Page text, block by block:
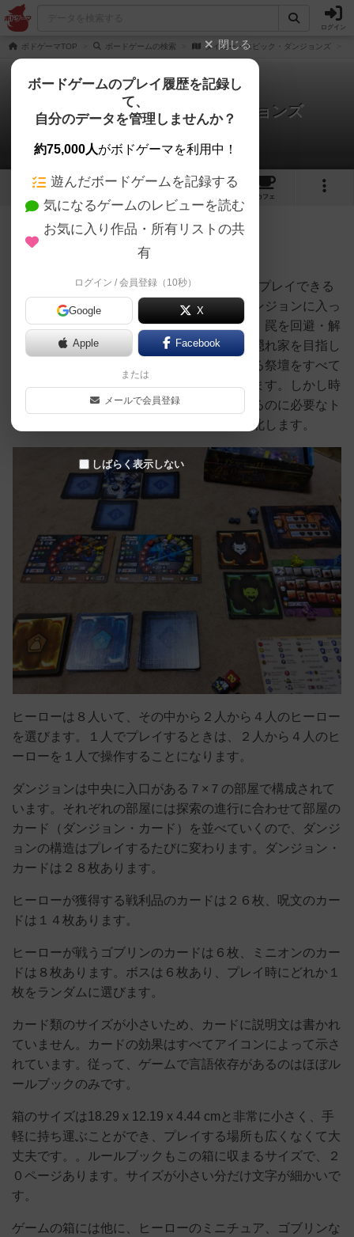
ログイン
ボドゲーマTOP ボードゲームの検索 タイニー・エピック・ダンジョンズ
タイニー・エピック・ダンジョンズ
りばたんさんのレビュー
3 1
カフェ
477名 3名 0 4年以上前
「Tiny Epic Dungeon」は１人から４人までプレイできる
ダンジョン探索ゲームです。ヒーローはダンジョンに入っ
て部屋を探索し、アイテムや呪文を見付け、罠を回避・解
除し、ゴブリンやミニオンと戦い、ボスの隠れ家を目指し
ます。隠れ家を見付けたらボスを守っている祭壇をすべて
除去して、ボスを倒せばヒーローが勝利します。しかし時
間は有限です。暗闇のダンジョンを探索するのに必要なト
ーチが途中で燃え尽きると、ヒーローは敗北します。
ヒーローは８人いて、その中から２人から４人のヒーロー
を選びます。１人でプレイするときは、２人から４人のヒ
ーローを１人で操作することになります。
ダンジョンは中央に入口がある７×７の部屋で構成されて
います。それぞれの部屋には探索の進行に合わせて部屋の
カード（ダンジョン・カード）を並べていくので、ダンジ
ョンの構造はプレイするたびに変わります。ダンジョン・
カードは２８枚あります。
ヒーローが獲得する戦利品のカードは２６枚、呪文のカー
ドは１４枚あります。
ヒーローが戦うゴブリンのカードは６枚、ミニオンのカー
ドは８枚あります。ボスは６枚あり、プレイ時にどれか１
枚をランダムに選びます。
カード類のサイズが小さいため、カードに説明文は書かれ
ていません。カードの効果はすべてアイコンによって示さ
れています。従って、ゲームで言語依存があるのはほぼル
ールブックのみです。
箱のサイズは18.29 x 12.19 x 4.44 cmと非常に小さく、手
軽に持ち運ぶことができ、プレイする場所も広くなくて大
丈夫です。。ルールブックもこの箱に収まるサイズで、２
０ページあります。サイズが小さい分だけ文字が細かいで
す。
ゲームの箱には他に、ヒーローのミニチュア、ゴブリンな
閉じる
ボードゲームのプレイ履歴を記録し
て、
自分のデータを管理しませんか？
約75,000人がボドゲーマを利用中！
遊んだボードゲームを記録する
気になるゲームのレビューを読む
お気に入り作品・所有リストの共
有
ログイン / 会員登録（10秒）
Google X
Apple Facebook
または
メールで会員登録
しばらく表示しない